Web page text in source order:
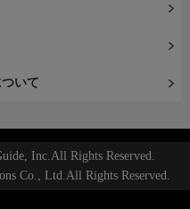
いて
Inc.All Rights Reserved.
Co., Ltd.All Rights Reserved.